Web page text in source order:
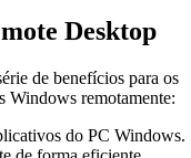
Desktop
de benefícios para os
Windows remotamente:
do PC Windows.